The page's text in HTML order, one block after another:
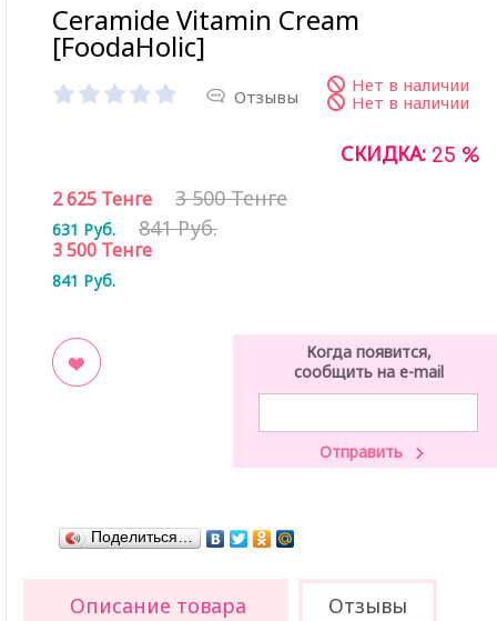
Ceramide Vitamin Cream
[FoodaHolic]
Отзывы
Нет в наличии
Нет в наличии
СКИДКА: 25 %
2 625 Тенге 3 500 Тенге
631 Руб. 841 Руб.
3 500 Тенге
841 Руб.
Когда появится,
сообщить на e-mail
Поделиться…
Описание товара Отзывы